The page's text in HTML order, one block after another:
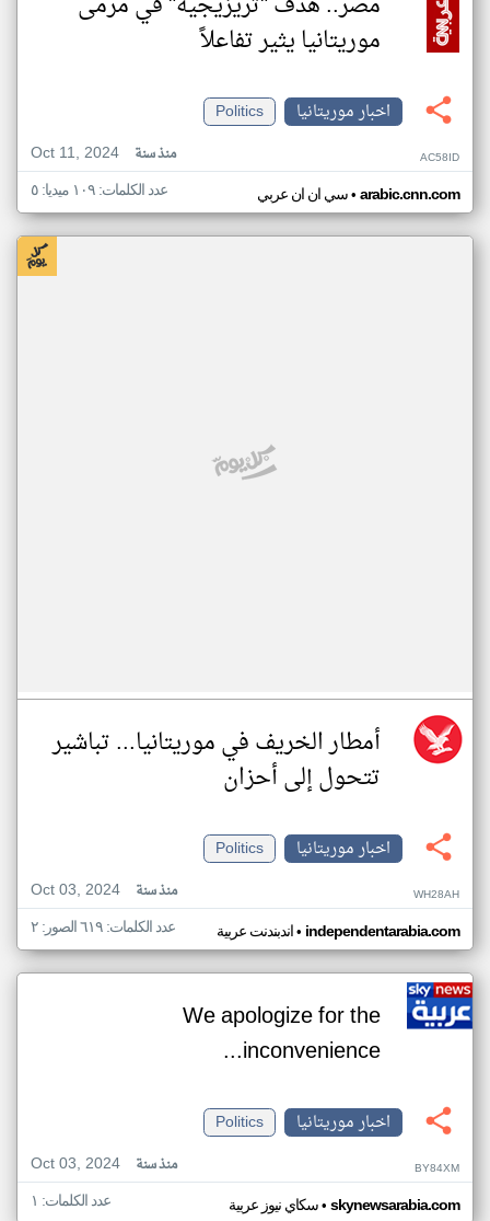
موريتانيا يثير تفاعلاً
اخبار موريتانيا
Politics
Oct 11, 2024
منذ سنة AC58ID
سي ان ان عربي• arabic.cnn.com عدد الكلمات: ١٠٩ ميديا: ٥
أمطار الخريف في موريتانيا... تباشير
تتحول إلى أحزان
اخبار موريتانيا
Politics
Oct 03, 2024
منذ سنة WH28AH
اندبندنت عربية• independentarabia.com عدد الكلمات: ٦١٩ الصور: ٢
We apologize for the
inconvenience...
اخبار موريتانيا
Politics
Oct 03, 2024
منذ سنة BY84XM
سكاي نيوز عربية• skynewsarabia.com عدد الكلمات: ١